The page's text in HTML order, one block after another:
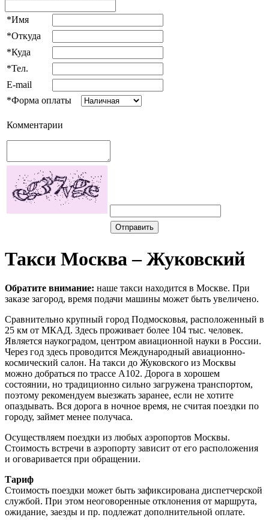
*Имя
*Откуда
*Куда
*Тел.
E-mail
*Форма оплаты
Комментарии
Такси Москва – Жуковский
Обратите внимание: наше такси находится в Москве. При
заказе загород, время подачи машины может быть увеличено.
Сравнительно крупный город Подмосковья, расположенный в
25 км от МКАД. Здесь проживает более 104 тыс. человек.
Является наукоградом, центром авиационной науки в России.
Через год здесь проводится Международный авиационно-
космический салон. На такси до Жуковского из Москвы
можно добраться по трассе А102. Дорога в хорошем
состоянии, но традиционно сильно загружена транспортом,
поэтому рекомендуем выезжать заранее, если не хотите
опаздывать. Вся дорога в ночное время, не считая поездки по
городу, займет менее получаса.
Осуществляем поездки из любых аэропортов Москвы.
Стоимость встречи в аэропорту зависит от его расположения
и оговаривается при обращении.
Тариф
Стоимость поездки может быть зафиксирована диспетчерской
службой. При этом неоговоренные отклонения от маршрута,
ожидание, заезды и пр. подлежат дополнительной оплате.